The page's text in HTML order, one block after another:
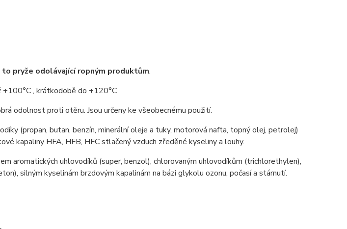
to pryže odolávající ropným produktům.
, krátkodobě do +120°C
odolnost proti otěru. Jsou určeny ke všeobecnému použití.
(propan, butan, benzín, minerální oleje a tuky, motorová nafta, topný olej, petrolej)
kapaliny HFA, HFB, HFC stlačený vzduch zředěné kyseliny a louhy.
aromatických uhlovodíků (super, benzol), chlorovaným uhlovodíkům (trichlorethylen),
silným kyselinám brzdovým kapalinám na bázi glykolu ozonu, počasí a stárnutí.